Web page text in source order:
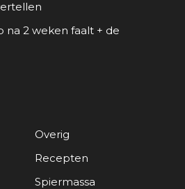
na 2 weken faalt + de
Overig
Recepten
Spiermassa